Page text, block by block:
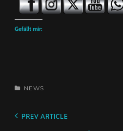
Gefällt mir:
CATEGORIES
NEWS
Beitragsnavigation
Previous
PREV ARTICLE